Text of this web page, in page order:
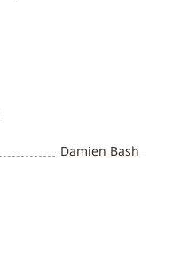
Damien Bash